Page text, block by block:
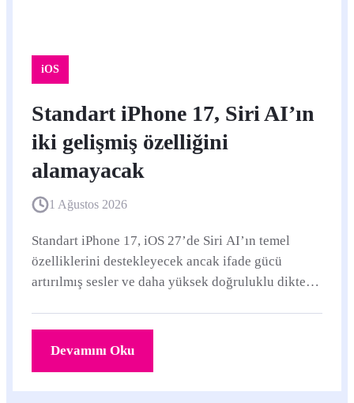
iOS
Standart iPhone 17, Siri AI’ın
iki gelişmiş özelliğini
alamayacak
1 Ağustos 2026
Standart iPhone 17, iOS 27’de Siri AI’ın temel
özelliklerini destekleyecek ancak ifade gücü
artırılmış sesler ve daha yüksek doğruluklu dikte
Devamını Oku